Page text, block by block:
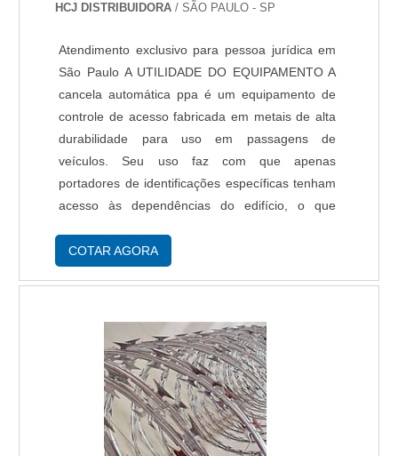
HCJ DISTRIBUIDORA / SÃO PAULO - SP
Atendimento exclusivo para pessoa jurídica em
São Paulo A UTILIDADE DO EQUIPAMENTO A
cancela automática ppa é um equipamento de
controle de acesso fabricada em metais de alta
durabilidade para uso em passagens de
veículos. Seu uso faz com que apenas
portadores de identificações específicas tenham
acesso às dependências do edifício, o que
VANTAGENS DO USO DE CANCELAS Economia
COTAR AGORA